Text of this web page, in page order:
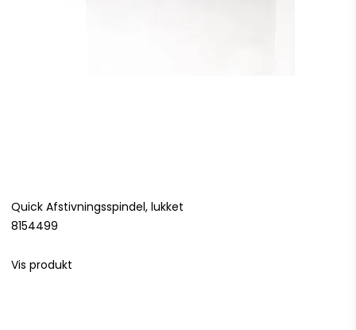
Quick Afstivningsspindel, lukket
8154499
Vis produkt